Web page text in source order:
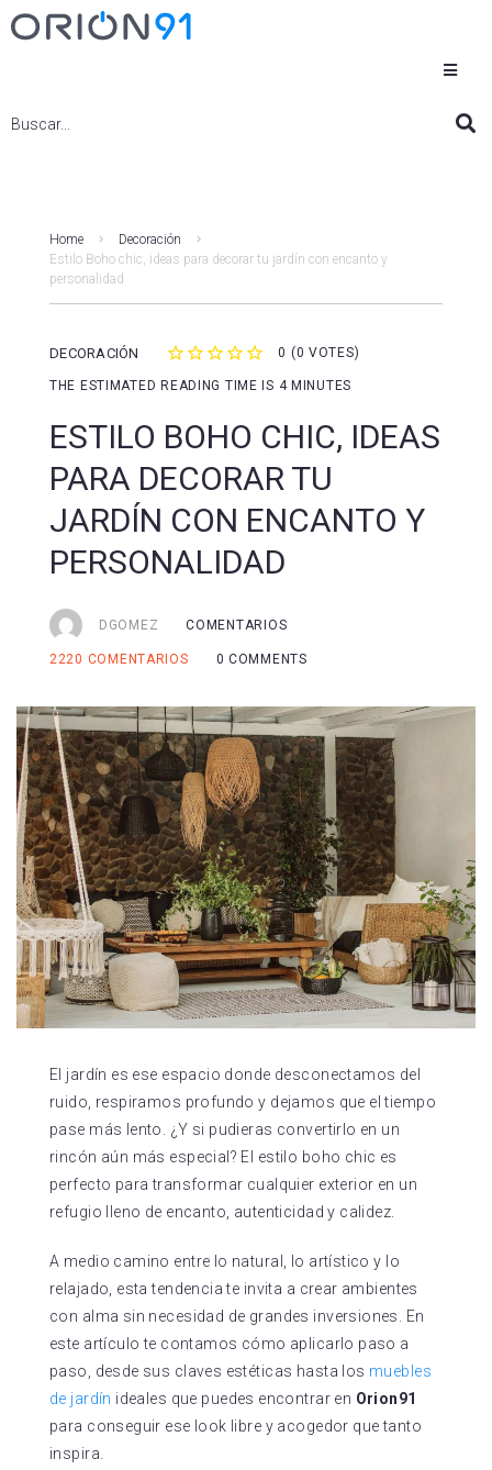
Home
Decoración
Estilo Boho chic, ideas para decorar tu jardín con encanto y
personalidad
DECORACIÓN 0 (0 VOTES)
THE ESTIMATED READING TIME IS 4 MINUTES
ESTILO BOHO CHIC, IDEAS
PARA DECORAR TU
JARDÍN CON ENCANTO Y
PERSONALIDAD
DGOMEZ COMENTARIOS
2220 COMENTARIOS 0 COMMENTS
El jardín es ese espacio donde desconectamos del
ruido, respiramos profundo y dejamos que el tiempo
pase más lento. ¿Y si pudieras convertirlo en un
rincón aún más especial? El estilo boho chic es
perfecto para transformar cualquier exterior en un
refugio lleno de encanto, autenticidad y calidez.
A medio camino entre lo natural, lo artístico y lo
relajado, esta tendencia te invita a crear ambientes
con alma sin necesidad de grandes inversiones. En
este artículo te contamos cómo aplicarlo paso a
paso, desde sus claves estéticas hasta los muebles
de jardín ideales que puedes encontrar en Orion91
para conseguir ese look libre y acogedor que tanto
inspira.